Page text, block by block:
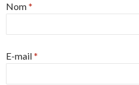
Nom*
E-mail*